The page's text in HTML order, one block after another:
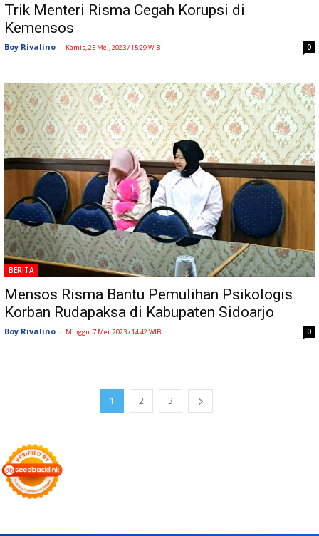
Trik Menteri Risma Cegah Korupsi di
Kemensos
Boy Rivalino - Kamis, 25 Mei, 2023 / 15:29 WIB 0
BERITA
Mensos Risma Bantu Pemulihan Psikologis
Korban Rudapaksa di Kabupaten Sidoarjo
Boy Rivalino - Minggu, 7 Mei, 2023 / 14:42 WIB 0
1 2 3